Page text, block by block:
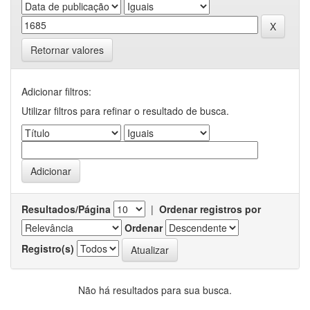
Retornar valores
Adicionar filtros:
Utilizar filtros para refinar o resultado de busca.
Resultados/Página | Ordenar registros por
Ordenar
Registro(s)
Não há resultados para sua busca.